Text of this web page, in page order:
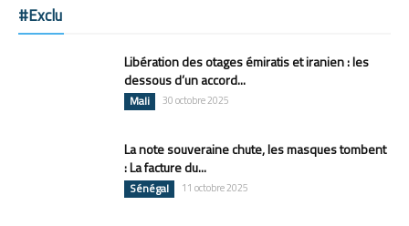
#Exclu
Libération des otages émiratis et iranien : les
dessous d’un accord...
Mali 30 octobre 2025
La note souveraine chute, les masques tombent
: La facture du...
Sénégal 11 octobre 2025